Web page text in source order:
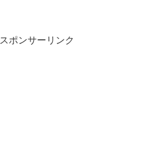
スポンサーリンク